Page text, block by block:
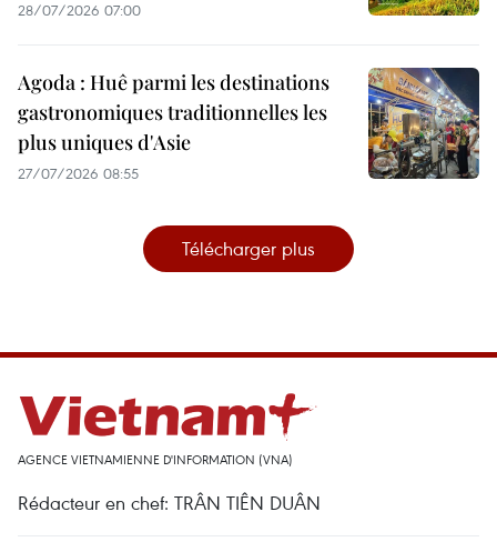
28/07/2026 07:00
Agoda : Huê parmi les destinations
gastronomiques traditionnelles les
plus uniques d'Asie
27/07/2026 08:55
Télécharger plus
AGENCE VIETNAMIENNE D'INFORMATION (VNA)
Rédacteur en chef: TRÂN TIÊN DUÂN